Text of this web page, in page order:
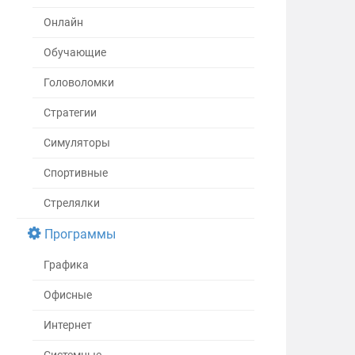
Онлайн
Обучающие
Головоломки
Стратегии
Симуляторы
Спортивные
Стрелялки
Программы
Графика
Офисные
Интернет